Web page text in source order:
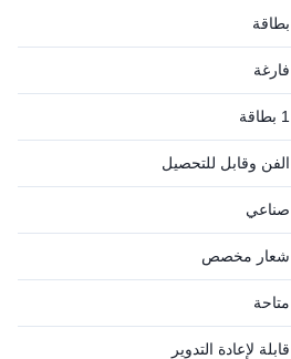
بطاقة
فارغة
1 بطاقة
الفن وقابل للتحصيل
صناعي
شعار مخصص
متاحة
قابلة لإعادة التدوير